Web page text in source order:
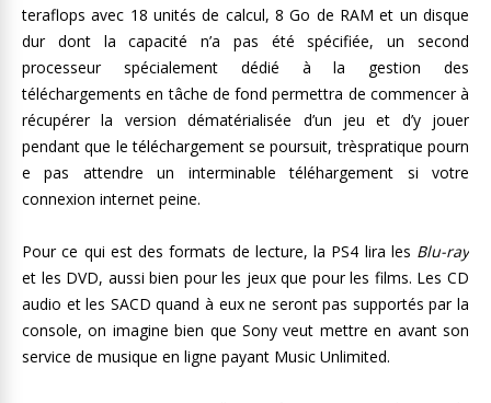
teraflops avec 18 unités de calcul, 8 Go de RAM et un disque
dur dont la capacité n’a pas été spécifiée, un second
processeur spécialement dédié à la gestion des
téléchargements en tâche de fond permettra de commencer à
récupérer la version dématérialisée d’un jeu et d’y jouer
pendant que le téléchargement se poursuit, trèspratique pourn
e pas attendre un interminable téléhargement si votre
connexion internet peine.
Pour ce qui est des formats de lecture, la PS4 lira les Blu-ray
et les DVD, aussi bien pour les jeux que pour les films. Les CD
audio et les SACD quand à eux ne seront pas supportés par la
console, on imagine bien que Sony veut mettre en avant son
service de musique en ligne payant Music Unlimited.